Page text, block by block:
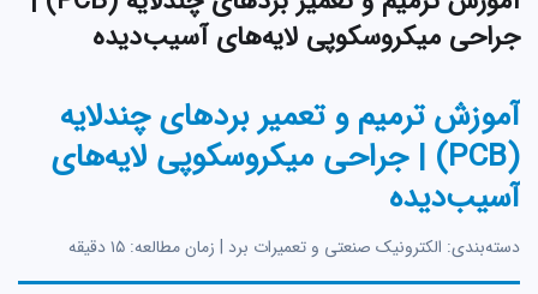
جراحی میکروسکوپی لایه‌های آسیب‌دیده
آموزش ترمیم و تعمیر بردهای چندلایه
(PCB) | جراحی میکروسکوپی لایه‌های
آسیب‌دیده
دسته‌بندی: الکترونیک صنعتی و تعمیرات برد | زمان مطالعه: ۱۵ دقیقه